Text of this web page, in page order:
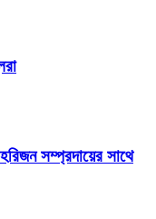
সম্প্রদায়ের সাথে